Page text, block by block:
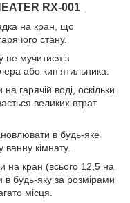
RX-001
на кран, що
стану.
не мучитися з
або кип'ятильника.
гарячій воді, оскільки
великих втрат
в будь-яке
кімнату.
на кран (всього 12,5 на
в будь-яку за розмірами
місця.